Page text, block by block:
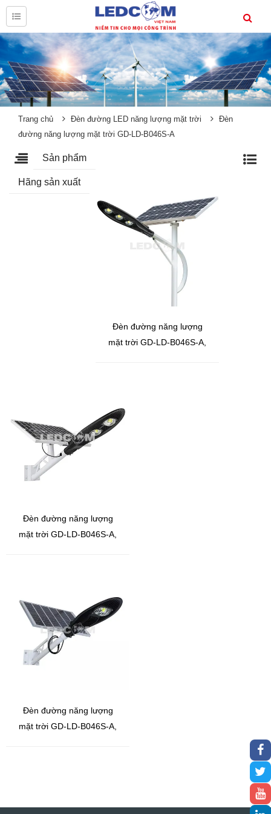
Trang chủ Đèn đường LED năng lượng mặt trời
Đèn
đường năng lượng mặt trời GD-LD-B046S-A
Sản phẩm
Hãng sản xuất
Đèn đường năng lượng
mặt trời GD-LD-B046S-A,
Đèn đường năng lượng
mặt trời GD-LD-B046S-A,
Đèn đường năng lượng
mặt trời GD-LD-B046S-A,